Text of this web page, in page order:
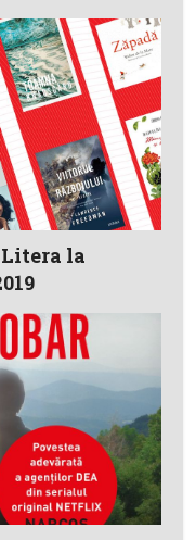
la